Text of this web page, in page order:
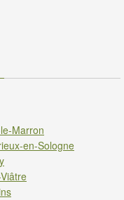
Marron
en-Sologne